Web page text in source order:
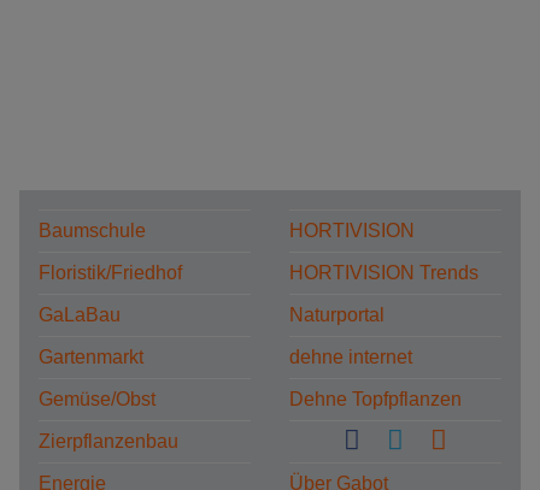
Baumschule
Floristik/Friedhof
GaLaBau
Gartenmarkt
Gemüse/Obst
Zierpflanzenbau
Energie
HORTIVISION
HORTIVISION Trends
Naturportal
dehne internet
Dehne Topfpflanzen
Über Gabot